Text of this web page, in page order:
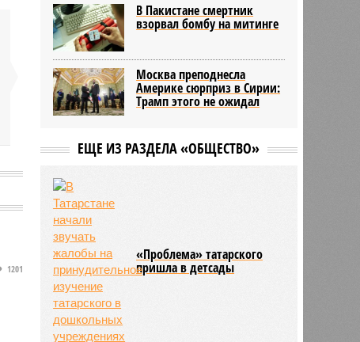
1201
В Пакистане смертник
взорвал бомбу на митинге
Москва преподнесла
Америке сюрприз в Сирии:
Трамп этого не ожидал
ЕЩЕ ИЗ РАЗДЕЛА «ОБЩЕСТВО»
«Проблема» татарского
пришла в детсады